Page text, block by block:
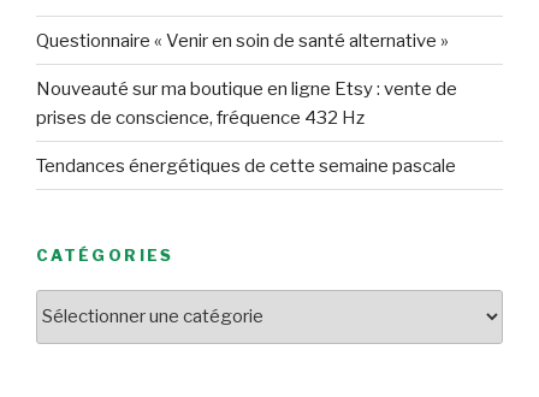
Questionnaire « Venir en soin de santé alternative »
Nouveauté sur ma boutique en ligne Etsy : vente de
prises de conscience, fréquence 432 Hz
Tendances énergétiques de cette semaine pascale
CATÉGORIES